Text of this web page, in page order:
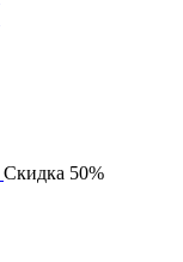
Скидка 50%